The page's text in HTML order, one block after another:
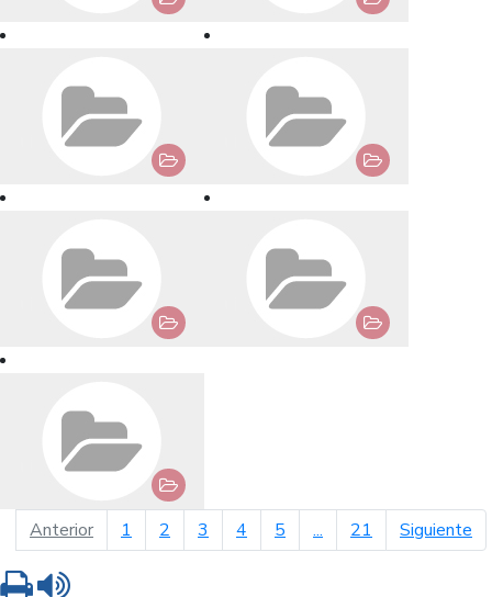
Anteriorpágina anterior
1 2 3 4 5 ... 21 Siguiente
Imprimir